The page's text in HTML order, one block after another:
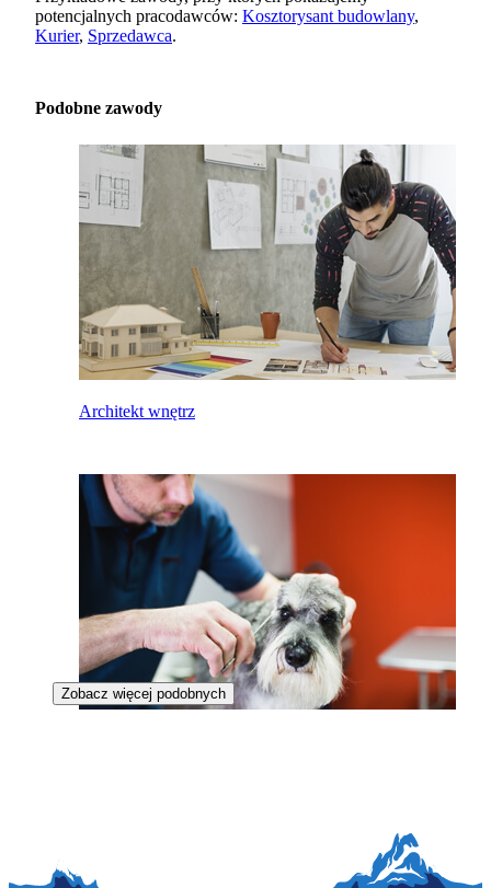
potencjalnych pracodawców: Kosztorysant budowlany,
Kurier, Sprzedawca.
Podobne zawody
Architekt wnętrz
Zobacz więcej podobnych